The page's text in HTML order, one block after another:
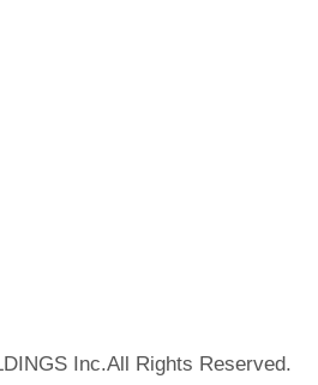
Inc.All Rights Reserved.